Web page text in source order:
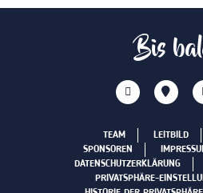
Bis
TEAM LEITBILD
SPONSOREN
DATENSCHUTZERKLÄRUNG
PRIVATSPHÄRE-